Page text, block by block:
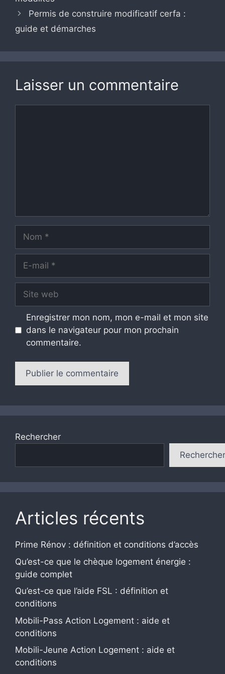
Permis de construire modificatif cerfa :
guide et démarches
Laisser un commentaire
mail
web
Enregistrer mon nom, mon e-mail et mon site
dans le navigateur pour mon prochain
commentaire.
Rechercher
Rechercher
Articles récents
Prime Rénov : définition et conditions d’accès
Qu’est-ce que le chèque logement énergie :
guide complet
Qu’est-ce que l’aide FSL : définition et
conditions
Mobili-Pass Action Logement : aide et
conditions
Mobili-Jeune Action Logement : aide et
conditions